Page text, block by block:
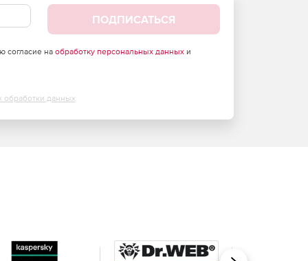
ПОДПИСАТЬСЯ
согласие на обработку персональных данныхи
обработки данных